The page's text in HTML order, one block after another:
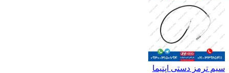
سیم ترمز دستی اپتیما